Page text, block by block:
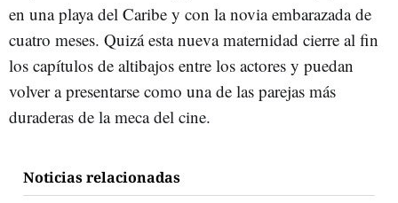
en una playa del Caribe y con la novia embarazada de
cuatro meses. Quizá esta nueva maternidad cierre al fin
los capítulos de altibajos entre los actores y puedan
volver a presentarse como una de las parejas más
duraderas de la meca del cine.
Noticias relacionadas